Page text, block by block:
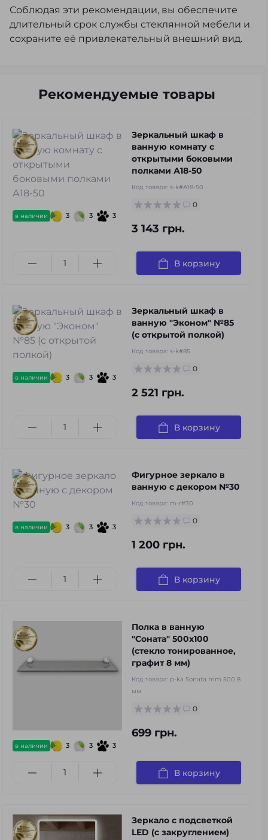
Соблюдая эти рекомендации, вы обеспечите
длительный срок службы стеклянной мебели и
сохраните её привлекательный внешний вид.
Рекомендуемые товары
в наличии 3 3 3
Зеркальный шкаф в
ванную комнату с
открытыми боковыми
полками А18-50
Код товара: s-k#А18-50
0
3 143 грн.
В корзину
в наличии 3 3 3
Зеркальный шкаф в
ванную "Эконом" №85
(с открытой полкой)
Код товара: s-k#85
0
2 521 грн.
В корзину
в наличии 3 3 3
Фигурное зеркало в
ванную с декором №30
Код товара: m-r#30
0
1 200 грн.
В корзину
в наличии 3 3 3
Полка в ванную
"Соната" 500x100
(стекло тонированное,
графит 8 мм)
Код товара: p-ka Sonata mm 500 8
мм
0
699 грн.
В корзину
Зеркало с подсветкой
LED (с закруглением)